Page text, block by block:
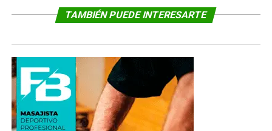
TAMBIÉN PUEDE INTERESARTE